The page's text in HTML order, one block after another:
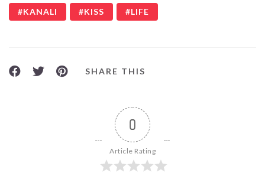
KANALI KISS LIFE
SHARE THIS
0
Article Rating